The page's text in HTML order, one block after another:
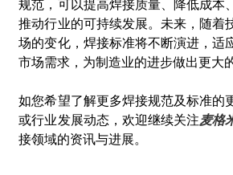
规范，可以提高焊接质量、降低成本
推动行业的可持续发展。未来，随着
场的变化，焊接标准将不断演进，适
市场需求，为制造业的进步做出更大
如您希望了解更多焊接规范及标准的
或行业发展动态，欢迎继续关注麦格
接领域的资讯与进展。